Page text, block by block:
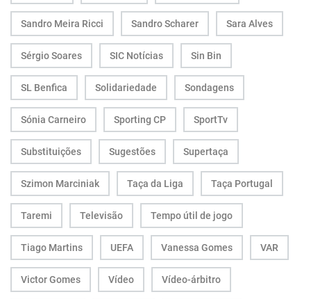
Sandro Meira Ricci Sandro Scharer Sara Alves
Sérgio Soares SIC Notícias Sin Bin
SL Benfica Solidariedade Sondagens
Sónia Carneiro Sporting CP SportTv
Substituições Sugestões Supertaça
Szimon Marciniak Taça da Liga Taça Portugal
Taremi Televisão Tempo útil de jogo
Tiago Martins UEFA Vanessa Gomes VAR
Victor Gomes Vídeo Vídeo-árbitro